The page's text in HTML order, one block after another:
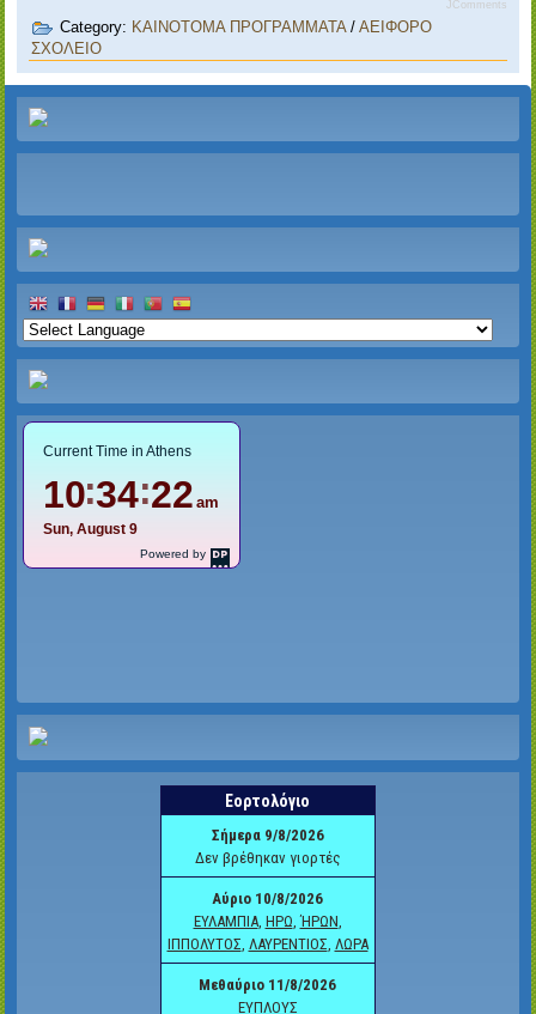
JComments
Category: ΚΑΙΝΟΤΟΜΑ ΠΡΟΓΡΑΜΜΑΤΑ/ΑΕΙΦΟΡΟ
ΣΧΟΛΕΙΟ